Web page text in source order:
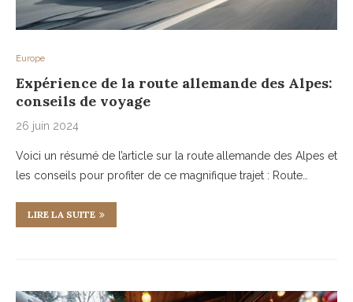
Europe
Expérience de la route allemande des Alpes:
conseils de voyage
26 juin 2024
Voici un résumé de l’article sur la route allemande des Alpes et
les conseils pour profiter de ce magnifique trajet : Route…
LIRE LA SUITE